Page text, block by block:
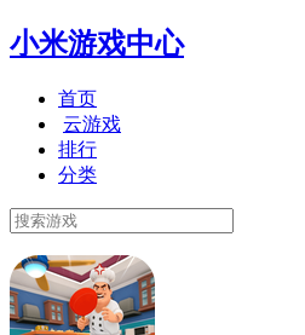
小米游戏中心
首页
云游戏
排行
分类